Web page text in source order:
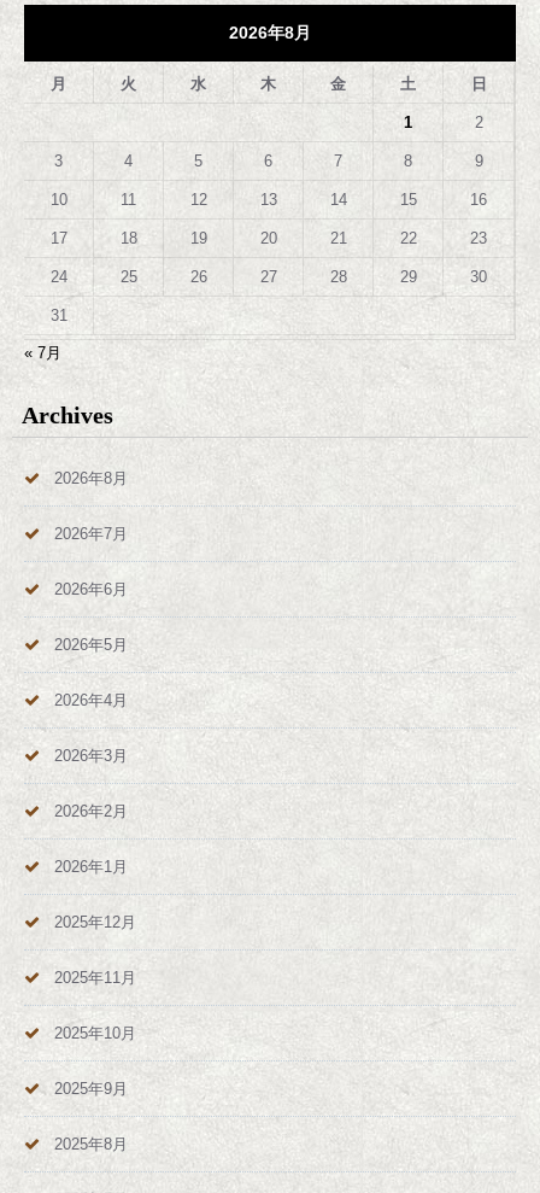
2026年8月
月 火 水 木 金 土 日
1 2
3 4 5 6 7 8 9
10 11 12 13 14 15 16
17 18 19 20 21 22 23
24 25 26 27 28 29 30
31
« 7月
Archives
2026年8月
2026年7月
2026年6月
2026年5月
2026年4月
2026年3月
2026年2月
2026年1月
2025年12月
2025年11月
2025年10月
2025年9月
2025年8月